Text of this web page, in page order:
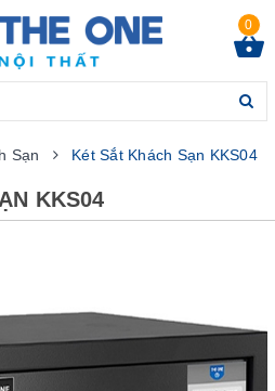
0
Sạn Két Sắt Khách Sạn KKS04
KKS04